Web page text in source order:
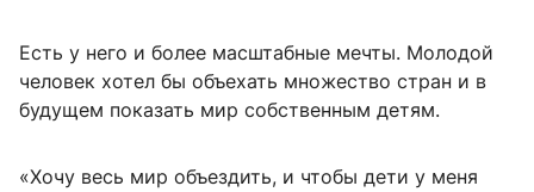
Есть у него и более масштабные мечты. Молодой
человек хотел бы объехать множество стран и в
будущем показать мир собственным детям.
«Хочу весь мир объездить, и чтобы дети у меня